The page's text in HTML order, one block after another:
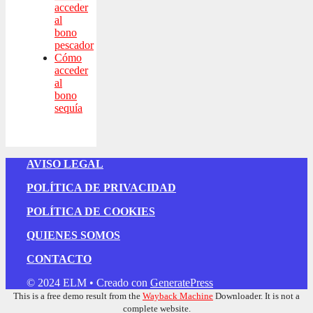
acceder
al
bono
pescador
Cómo
acceder
al
bono
sequía
AVISO LEGAL
POLÍTICA DE PRIVACIDAD
POLÍTICA DE COOKIES
QUIENES SOMOS
CONTACTO
© 2024 ELM • Creado con GeneratePress
This is a free demo result from the Wayback Machine Downloader. It is not a
complete website.